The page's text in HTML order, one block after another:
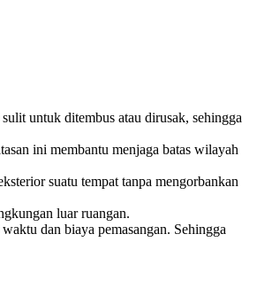
untuk ditembus atau dirusak, sehingga
ini membantu menjaga batas wilayah
suatu tempat tanpa mengorbankan
luar ruangan.
dan biaya pemasangan. Sehingga